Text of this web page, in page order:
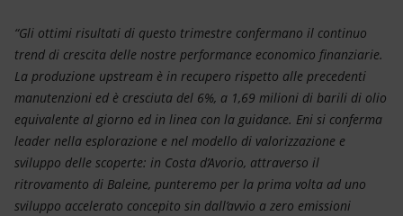
Scenari energetici
“Gli ottimi risultati di questo trimestre confermano il continuo
trend di crescita delle nostre performance economico finanziarie.
La produzione upstream è in recupero rispetto alle precedenti
manutenzioni ed è cresciuta del 6%, a 1,69 milioni di barili di olio
equivalente al giorno ed in linea con la guidance. Eni si conferma
leader nella esplorazione e nel modello di valorizzazione e
sviluppo delle scoperte: in Costa d’Avorio, attraverso il
ritrovamento di Baleine, punteremo per la prima volta ad uno
sviluppo accelerato concepito sin dall’avvio a zero emissioni